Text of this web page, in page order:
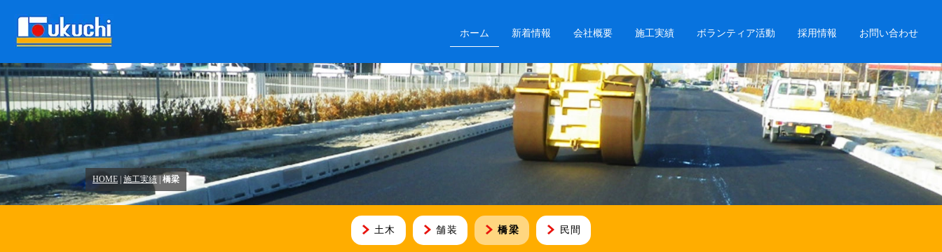
ホーム 新着情報 会社概要 施工実績 ボランティア活動 採用情報 お問い合わせ
HOME 施工実績 橋梁
土木 舗装 橋梁 民間